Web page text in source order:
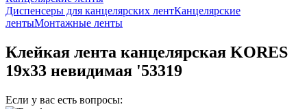
Диспенсеры для канцелярских лентКанцелярские
лентыМонтажные ленты
Клейкая лента канцелярская KORES
19х33 невидимая '53319
Если у вас есть вопросы: